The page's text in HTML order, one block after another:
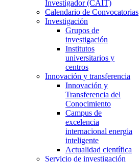
Investigador (CAIT)
Calendario de Convocatorias
Investigación
Grupos de
investigación
Institutos
universitarios y
centros
Innovación y transferencia
Innovación y
Transferencia del
Conocimiento
Campus de
excelencia
internacional energia
inteligente
Actualidad científica
Servicio de investigación